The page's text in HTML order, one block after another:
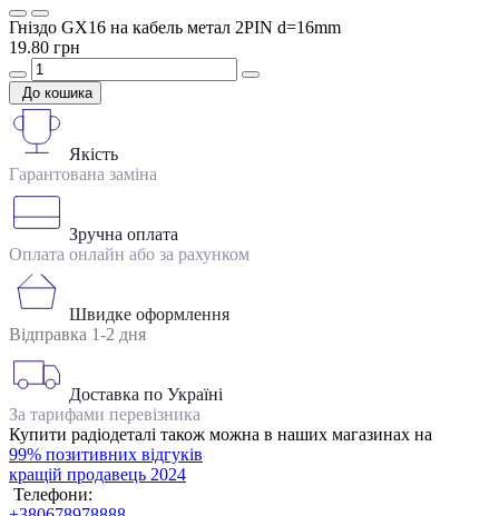
Гніздо GX16 на кабель метал 2PIN d=16mm
19.80 грн
До кошика
Якість
Гарантована заміна
Зручна оплата
Оплата онлайн або за рахунком
Швидке оформлення
Відправка 1-2 дня
Доставка по Україні
За тарифами перевізника
Купити радіодеталі також можна в наших магазинах на
99% позитивних відгуків
кращій продавець 2024
Телефони: